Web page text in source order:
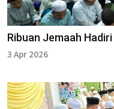
3 Apr 2026